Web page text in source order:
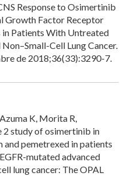
Response to Osimertinib
Growth Factor Receptor
Patients With Untreated
Cell Lung Cancer.
de 2018;36(33):3290-7.
K, Morita R,
2 study of osimertinib in
pemetrexed in patients
mutated advanced
lung cancer: The OPAL